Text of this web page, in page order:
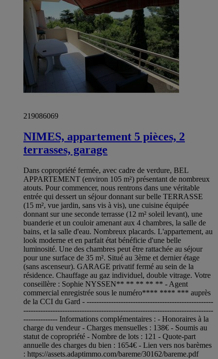
219086069
NIMES, appartement 5 pièces, 2
terrasses, garage
Dans copropriété fermée, avec cadre de verdure, BEL
APPARTEMENT (environ 105 m²) présentant de nombreux
atouts. Pour commencer, nous rentrons dans une véritable
entrée qui dessert un séjour donnant sur belle TERRASSE
(15 m², vue jardin, sans vis à vis), une cuisine équipée
donnant sur une seconde terrasse (12 m² soleil levant), une
buanderie et un couloir amenant aux 4 chambres, la salle de
bains, et la salle d'eau. Nombreux placards. L'appartement, au
look moderne et en parfait état bénéficie d'une belle
luminosité. Une des chambres peut être rattachée au séjour
pour une surface de 35 m². Situé au 3ème et dernier étage
(sans ascenseur). GARAGE privatif fermé au sein de la
résidence. Chauffage au gaz individuel, double vitrage. Votre
conseillère : Sophie NYSSEN** ** ** ** ** - Agent
commercial enregistrée sous le numéro**** **** *** auprès
de la CCI du Gard - ----------------------------------------------------
------------------------------------------------------------------------------
-------------- Informations complémentaires : - Honoraires à la
charge du vendeur - Charges mensuelles : 138€ - Soumis au
statut de copropriété - Nombre de lots : 121 - Quote-part
annuelle des charges du bien : 1654€ - Lien vers nos barèmes
: https://assets.adaptimmo.com/bareme/30162/bareme.pdf